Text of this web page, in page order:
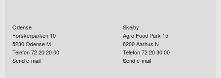
Odense
Forskerparken 10
5230Odense M
Telefon 72 20 20 00
Send e-mail
Skejby
Agro Food Park 15
8200Aarhus N
Telefon 72 20 30 00
Send e-mail